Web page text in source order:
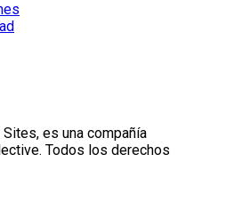
es una compañía
Todos los derechos